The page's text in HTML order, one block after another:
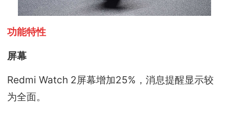
功能特性
屏幕
Redmi Watch 2屏幕增加25%，消息提醒显示较
为全面。